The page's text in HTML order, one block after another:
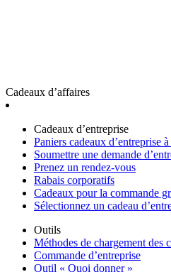
Cadeaux d’affaires
Cadeaux d’entreprise
Paniers cadeaux d’entreprise
Soumettre une demande
Prenez un rendez-vous
Rabais corporatifs
Cadeaux pour la commande
Sélectionnez un cadeau
Outils
Méthodes de chargement des
Commande d’entreprise
Outil « Quoi donner »